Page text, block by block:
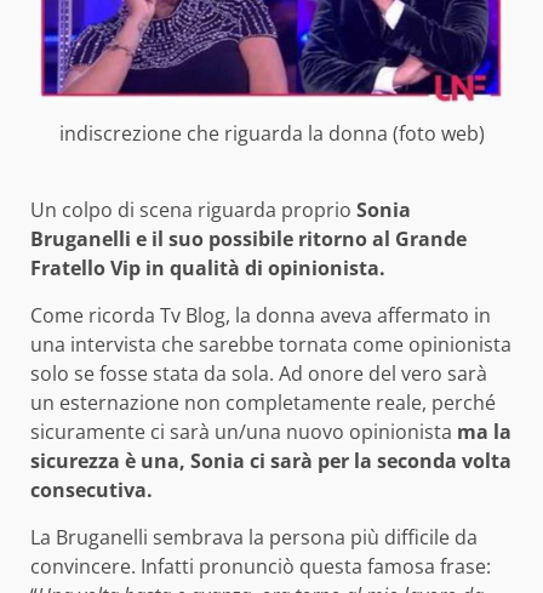
indiscrezione che riguarda la donna (foto web)
Un colpo di scena riguarda proprio Sonia
Bruganelli e il suo possibile ritorno al Grande
Fratello Vip in qualità di opinionista.
Come ricorda Tv Blog, la donna aveva affermato in
una intervista che sarebbe tornata come opinionista
solo se fosse stata da sola. Ad onore del vero sarà
un esternazione non completamente reale, perché
sicuramente ci sarà un/una nuovo opinionista ma la
sicurezza è una, Sonia ci sarà per la seconda volta
consecutiva.
La Bruganelli sembrava la persona più difficile da
convincere. Infatti pronunciò questa famosa frase: